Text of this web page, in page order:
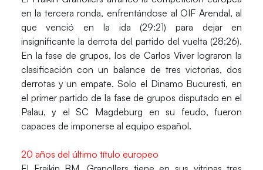
en la tercera ronda, enfrentándose al OIF Arendal, al
que venció en la ida (29:21) para dejar en
insignificante la derrota del partido del vuelta (28:26).
En la fase de grupos, los de Carlos Viverlograron la
clasificación con un balance de tres victorias, dos
derrotas y un empate. Solo el Dinamo Bucuresti, en
el primer partido de la fase de grupos disputado en el
Palau, y elSC Magdeburg en su feudo, fueron
capaces de imponerse al equipo español.
20 años del último título europeo